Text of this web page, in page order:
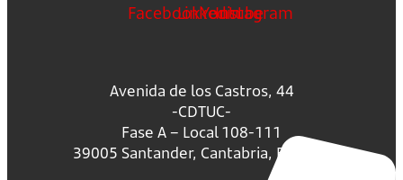
FacebookLinkedin
Youtube
Instagram
Avenida de los Castros, 44
-CDTUC-
Fase A – Local 108-111
39005 Santander, Cantabria, España.